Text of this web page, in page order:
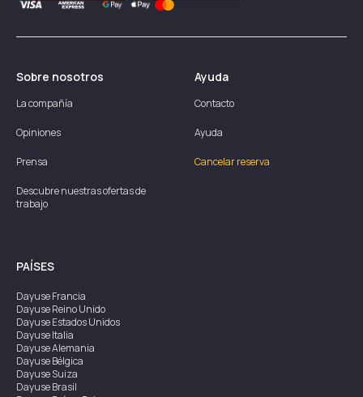
Sobre nosotros
La compañía
Opiniones
Prensa
Descubre nuestras ofertas de
trabajo
Ayuda
Contacto
Ayuda
Cancelar reserva
PAÍSES
DayuseFrancia
DayuseReino Unido
DayuseEstados Unidos
DayuseItalia
DayuseAlemania
DayuseBélgica
DayuseSuiza
DayuseBrasil